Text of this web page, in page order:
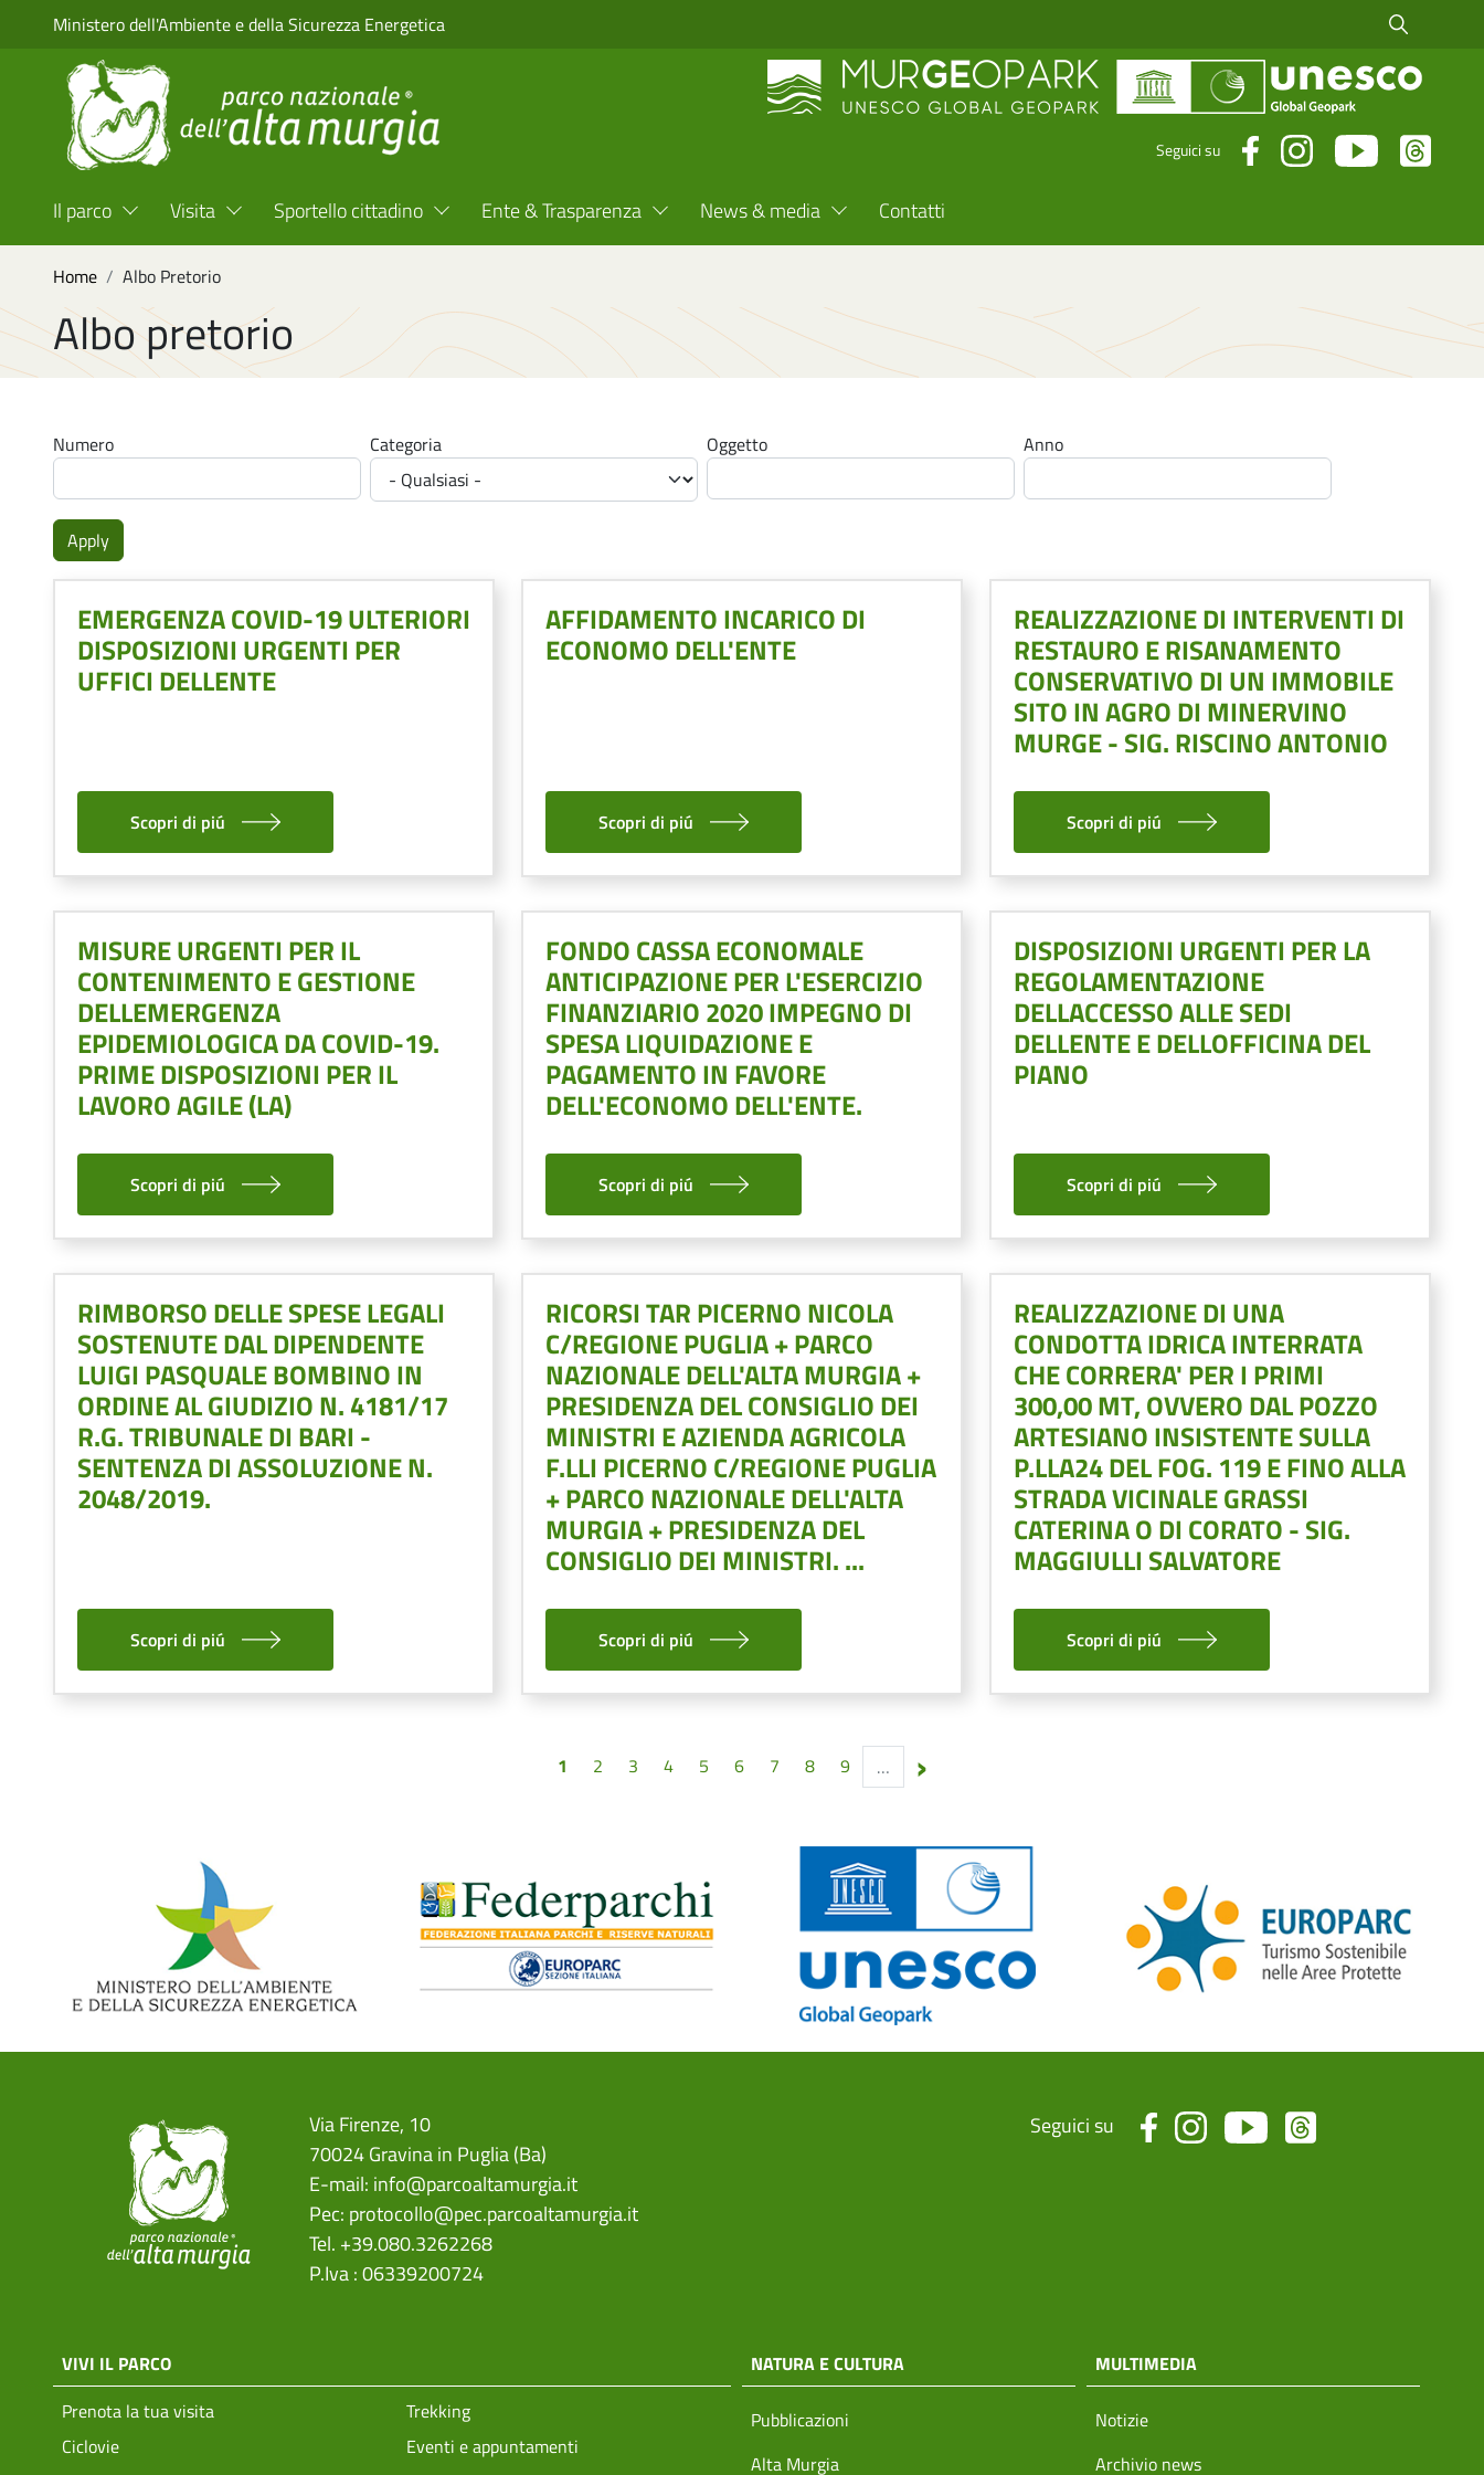
Salta al contenuto principale
Ministero dell'Ambiente e della Sicurezza Energetica Cerca fra i
Seguici su
Menu Top Header
Il parco Visita Sportello cittadino Ente & Trasparenza News & media Contatti
Home Albo Pretorio
Albo pretorio
Numero Categoria Oggetto Anno
EMERGENZA COVID-19 ULTERIORI
DISPOSIZIONI URGENTI PER
UFFICI DELLENTE
Scopri di piú
AFFIDAMENTO INCARICO DI
ECONOMO DELL'ENTE
Scopri di piú
REALIZZAZIONE DI INTERVENTI DI
RESTAURO E RISANAMENTO
CONSERVATIVO DI UN IMMOBILE
SITO IN AGRO DI MINERVINO
MURGE - SIG. RISCINO ANTONIO
Scopri di piú
MISURE URGENTI PER IL
CONTENIMENTO E GESTIONE
DELLEMERGENZA
EPIDEMIOLOGICA DA COVID-19.
PRIME DISPOSIZIONI PER IL
LAVORO AGILE (LA)
Scopri di piú
FONDO CASSA ECONOMALE
ANTICIPAZIONE PER L'ESERCIZIO
FINANZIARIO 2020 IMPEGNO DI
SPESA LIQUIDAZIONE E
PAGAMENTO IN FAVORE
DELL'ECONOMO DELL'ENTE.
Scopri di piú
DISPOSIZIONI URGENTI PER LA
REGOLAMENTAZIONE
DELLACCESSO ALLE SEDI
DELLENTE E DELLOFFICINA DEL
PIANO
Scopri di piú
RIMBORSO DELLE SPESE LEGALI
SOSTENUTE DAL DIPENDENTE
LUIGI PASQUALE BOMBINO IN
ORDINE AL GIUDIZIO N. 4181/17
R.G. TRIBUNALE DI BARI -
SENTENZA DI ASSOLUZIONE N.
2048/2019.
Scopri di piú
RICORSI TAR PICERNO NICOLA
C/REGIONE PUGLIA + PARCO
NAZIONALE DELL'ALTA MURGIA +
PRESIDENZA DEL CONSIGLIO DEI
MINISTRI E AZIENDA AGRICOLA
F.LLI PICERNO C/REGIONE PUGLIA
+ PARCO NAZIONALE DELL'ALTA
MURGIA + PRESIDENZA DEL
CONSIGLIO DEI MINISTRI. ...
Scopri di piú
REALIZZAZIONE DI UNA
CONDOTTA IDRICA INTERRATA
CHE CORRERA' PER I PRIMI
300,00 MT, OVVERO DAL POZZO
ARTESIANO INSISTENTE SULLA
P.LLA24 DEL FOG. 119 E FINO ALLA
STRADA VICINALE GRASSI
CATERINA O DI CORATO - SIG.
MAGGIULLI SALVATORE
Scopri di piú
Page
1 Page
2 Page
3 Page
4 Page
5 Page
6 Page
7 Page
8 Page
9 … Pagina successiva
›
Via Firenze, 10
70024 Gravina in Puglia (Ba)
E-mail: info@parcoaltamurgia.it
Pec: protocollo@pec.parcoaltamurgia.it
Tel. +39.080.3262268
P.Iva : 06339200724
Seguici su
menu top footer
VIVI IL PARCO
Prenota la tua visita
Trekking
Ciclovie
Eventi e appuntamenti
NATURA E CULTURA
Pubblicazioni
Alta Murgia
MULTIMEDIA
Notizie
Archivio news